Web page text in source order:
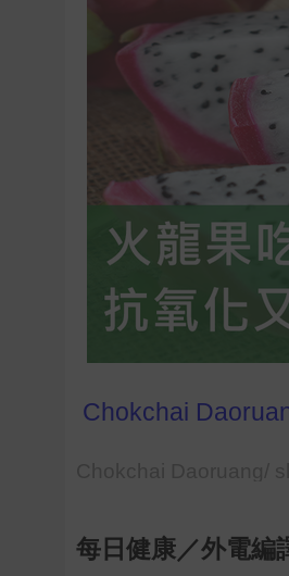
Chokchai
每日健康／外電